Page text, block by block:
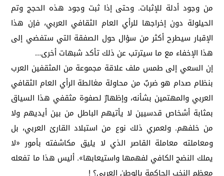
من وجود أدلة للإثبات. وحتى إذا ثبت وجود هذه الحجج وتم
الحيلولة دون إخراجها للرأي العام الثقافي العربي، فإن هذا
الإقبار سيطرح أكثر من سؤال حول الصفقة التي ستفضي إلى
هذا الإخفاء مع ما سيترتب عن ذلك تأكد شبهات أخرى…
إن السعي إلى طمس ملف علاقة مجموعة من المثقفين العرب
بنظام صدام هو ضربٌ من محاولة مغالطة الرأي العام الثقافي
العربي والمهتمين بشأنه، وإظهارٌ لصفوة مثقفي هذا السياق
بمثابة أشخاص قدسيين لا يأتيهم الباطل من بين أيديهم ولا
من خلفهم. ولعمري ذلك نوع من استبلاد القارئ العربي، بل
ومعاملته معاملة القاصر الذي لا يليق مكاشفته بأمور «لا
يملك النضج الكافي لفهمها واستيعابها». أليس هذا ما تفعله
معظم النخب الحاكمة بالوطن العربي؟ !